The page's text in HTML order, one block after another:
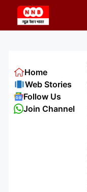
content
Home
Web Stories
Follow Us
Join Channel